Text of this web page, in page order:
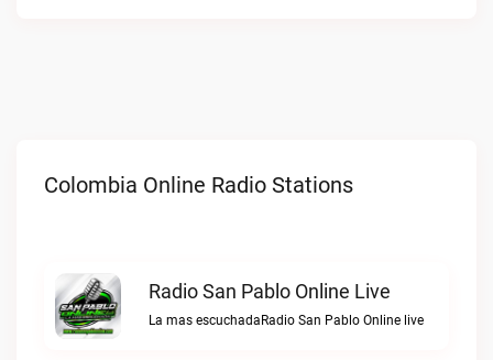
Colombia Online Radio Stations
Radio San Pablo Online Live
La mas escuchadaRadio San Pablo Online live